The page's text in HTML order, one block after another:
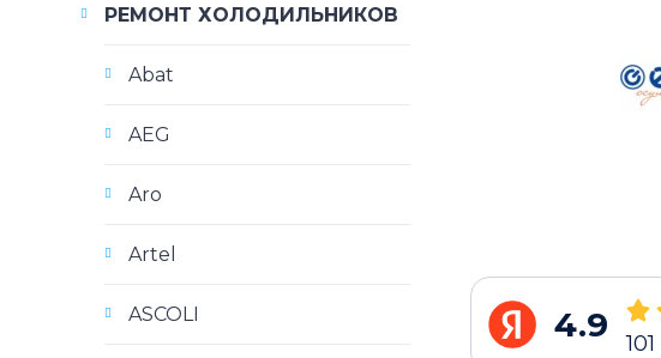
4.9 101
РЕМОНТ ХОЛОДИЛЬНИКОВ
Abat
AEG
Aro
Artel
ASCOLI